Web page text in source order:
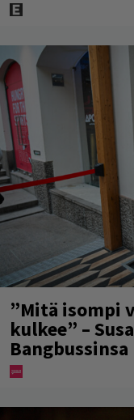
”Mitä isompi
kulkee” –